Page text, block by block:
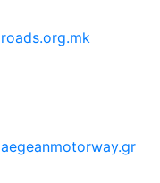
roads.org.mk
aegeanmotorway.gr